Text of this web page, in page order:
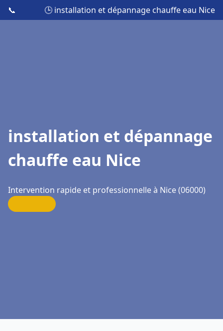
📞 🕒 installation et dépannage chauffe eau Nice
installation et dépannage
chauffe eau Nice
Intervention rapide et professionnelle à Nice (06000)